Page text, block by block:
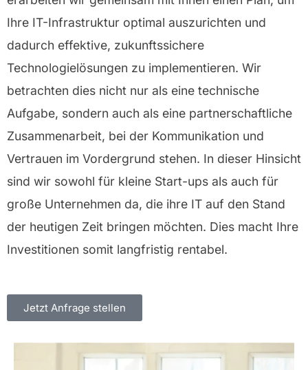
Ihre IT-Infrastruktur optimal auszurichten und
dadurch effektive, zukunftssichere
Technologielösungen zu implementieren. Wir
betrachten dies nicht nur als eine technische
Aufgabe, sondern auch als eine partnerschaftliche
Zusammenarbeit, bei der Kommunikation und
Vertrauen im Vordergrund stehen. In dieser Hinsicht
sind wir sowohl für kleine Start-ups als auch für
große Unternehmen da, die ihre IT auf den Stand
der heutigen Zeit bringen möchten. Dies macht Ihre
Investitionen somit langfristig rentabel.
Jetzt Anfrage stellen